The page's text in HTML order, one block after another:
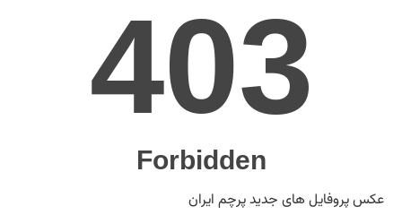
عکس پروفایل های جدید پرچم ایران